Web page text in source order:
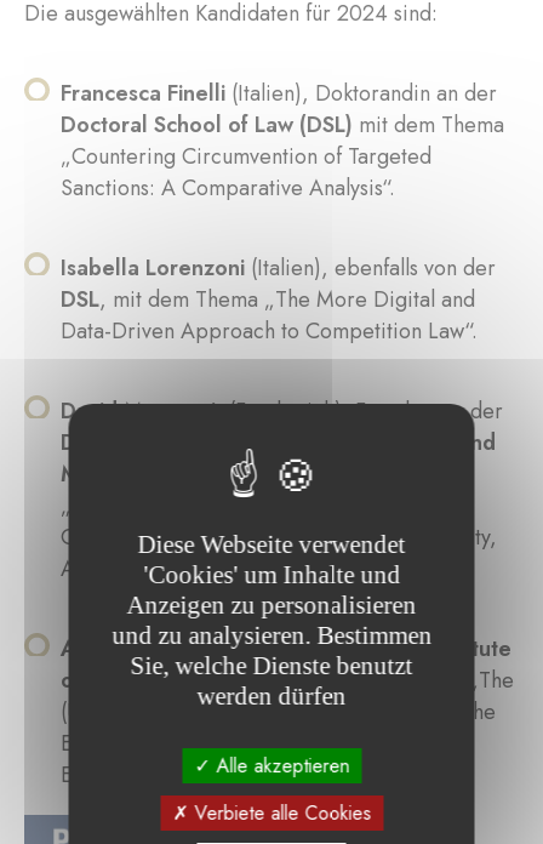
Die ausgewählten Kandidaten für 2024 sind:
Francesca Finelli (Italien), Doktorandin an der
Doctoral School of Law (DSL) mit dem Thema
„Countering Circumvention of Targeted
Sanctions: A Comparative Analysis“.
Isabella Lorenzoni (Italien), ebenfalls von der
DSL, mit dem Thema „The More Digital and
Data-Driven Approach to Competition Law“.
David Marguerit(Frankreich), Forscher an der
Doctoral School in Economics, Finance, and
Management (DSEFM)mit dem Thema
„Artificial Intelligence, Automation, And Job
Content: Implications For Wages, Job Mobility,
And Training“.
Andela Micanovic(Montenegro), vom Institute
of Political Sciences (ISP)mit dem Thema „The
(Un)intentional Failure of Europeanization: The
EU and Democratic Backsliding in Southeast
Europe“.
Diese Webseite verwendet
'Cookies' um Inhalte und
Anzeigen zu personalisieren
und zu analysieren. Bestimmen
Sie, welche Dienste benutzt
werden dürfen
Alle akzeptieren
Verbiete alle Cookies